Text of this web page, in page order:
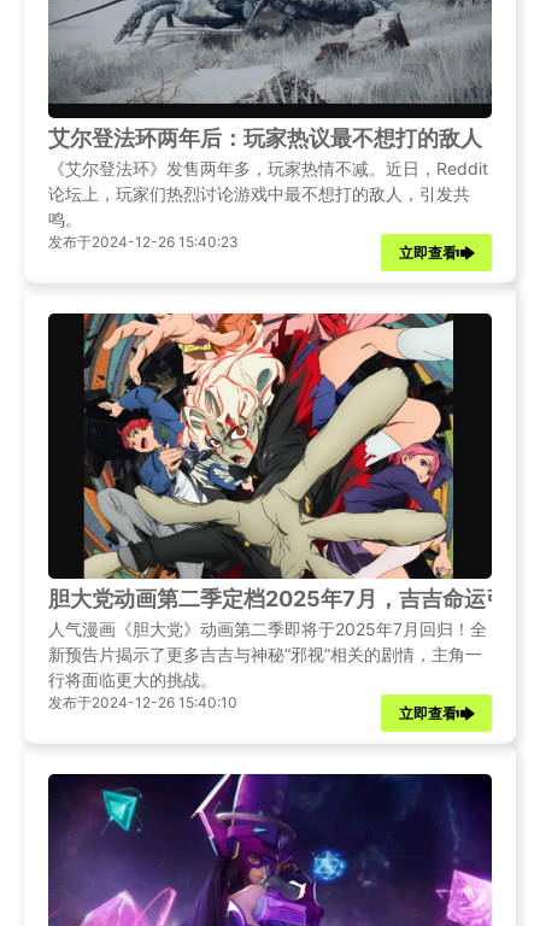
艾尔登法环两年后：玩家热议最不想打的敌人
《艾尔登法环》发售两年多，玩家热情不减。近日，Reddit
论坛上，玩家们热烈讨论游戏中最不想打的敌人，引发共
鸣。
发布于2024-12-26 15:40:23
立即查看
胆大党动画第二季定档2025年7月，吉吉命运引人
人气漫画《胆大党》动画第二季即将于2025年7月回归！全
新预告片揭示了更多吉吉与神秘“邪视”相关的剧情，主角一
行将面临更大的挑战。
发布于2024-12-26 15:40:10
立即查看